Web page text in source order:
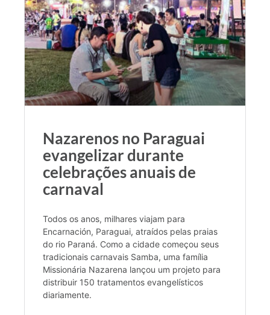
Nazarenos no Paraguai
evangelizar durante
celebrações anuais de
carnaval
Todos os anos, milhares viajam para
Encarnación, Paraguai, atraídos pelas praias
do rio Paraná. Como a cidade começou seus
tradicionais carnavais Samba, uma família
Missionária Nazarena lançou um projeto para
distribuir 150 tratamentos evangelísticos
diariamente.